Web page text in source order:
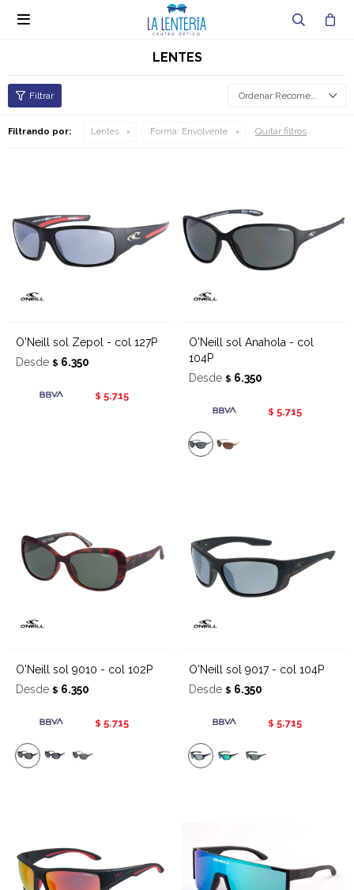

LENTES
Recomendados
Filtrando por: Lentes Forma: Envolvente Quitar filtros
O'Neill sol Zepol - col 127P
Desde $ 6.350
$ 5.715
O'Neill sol Anahola - col
104P
Desde $ 6.350
$ 5.715
O'Neill sol 9010 - col 102P
Desde $ 6.350
$ 5.715
O'Neill sol 9017 - col 104P
Desde $ 6.350
$ 5.715